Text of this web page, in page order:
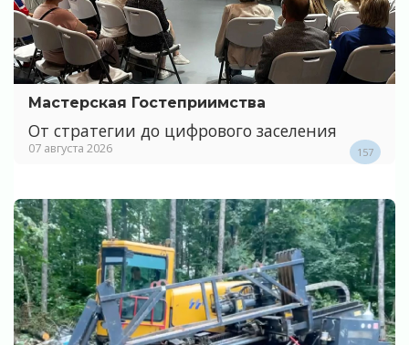
Мастерская Гостеприимства
От стратегии до цифрового заселения
07 августа 2026 157